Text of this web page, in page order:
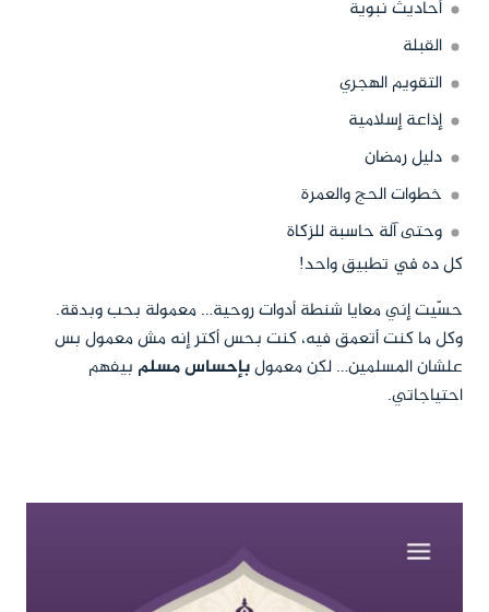
أحاديث نبوية
القبلة
التقويم الهجري
إذاعة إسلامية
دليل رمضان
خطوات الحج والعمرة
وحتى آلة حاسبة للزكاة
كل ده في تطبيق واحد!
حسّيت إني معايا شنطة أدوات روحية… معمولة بحب وبدقة.
وكل ما كنت أتعمق فيه، كنت بحس أكتر إنه مش معمول بس
علشان المسلمين… لكن معمولبإحساس مسلم بيفهم
احتياجاتي.